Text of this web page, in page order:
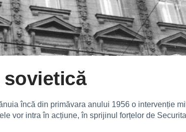
încă din primăvara anului 1956 o intervenție
vor intra în acțiune, în sprijinul forțelor de